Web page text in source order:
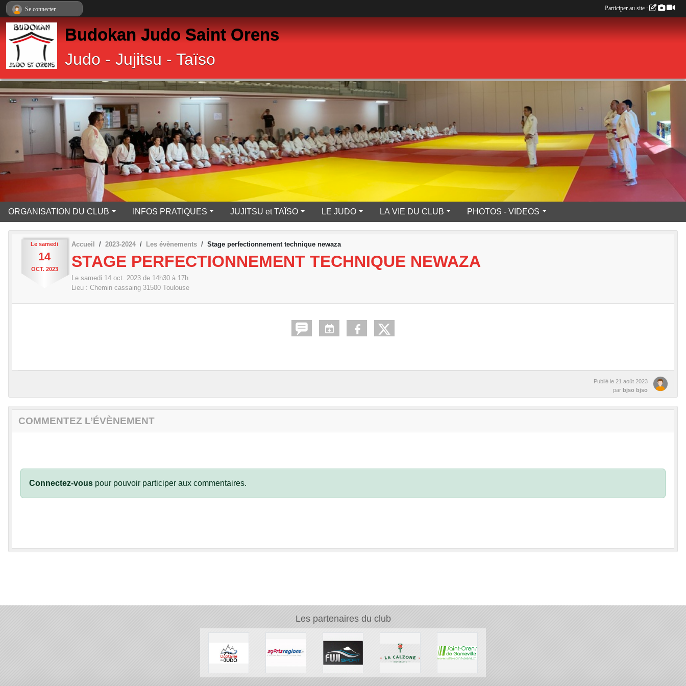
Budokan Judo Saint Orens
Judo - Jujitsu - Taïso
ORGANISATION DU CLUB INFOS PRATIQUES JUJITSU et TAÏSO LE JUDO LA VIE DU CLUB PHOTOS - VIDEOS
Le samedi
14
OCT. 2023
Accueil 2023-2024 Les évènements Stage perfectionnement technique newaza
STAGE PERFECTIONNEMENT TECHNIQUE NEWAZA
Le samedi 14 oct. 2023 de 14h30 à 17h
Lieu : Chemin cassaing 31500 Toulouse
Publié le 21 août 2023
par bjso bjso
COMMENTEZ L’ÉVÈNEMENT
Connectez-vous pour pouvoir participer aux commentaires.
Les partenaires du club
Se connecter Participer au site :
Panneau de gestion des cookies